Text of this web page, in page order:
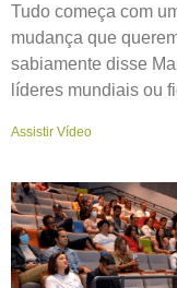
Tudo começa com
mudança que
sabiamente disse
líderes mundiais ou
Assistir Vídeo